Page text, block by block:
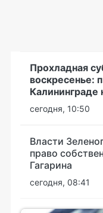
Прохладная
воскресенье:
сегодня, 10:50
Власти
право
Гагарина
сегодня, 08:41